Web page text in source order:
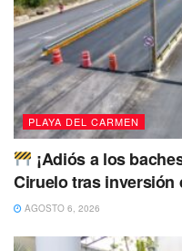
PLAYA DEL CARMEN
¡Adiós a los
Ciruelo tras inversión
AGOSTO 6, 2026